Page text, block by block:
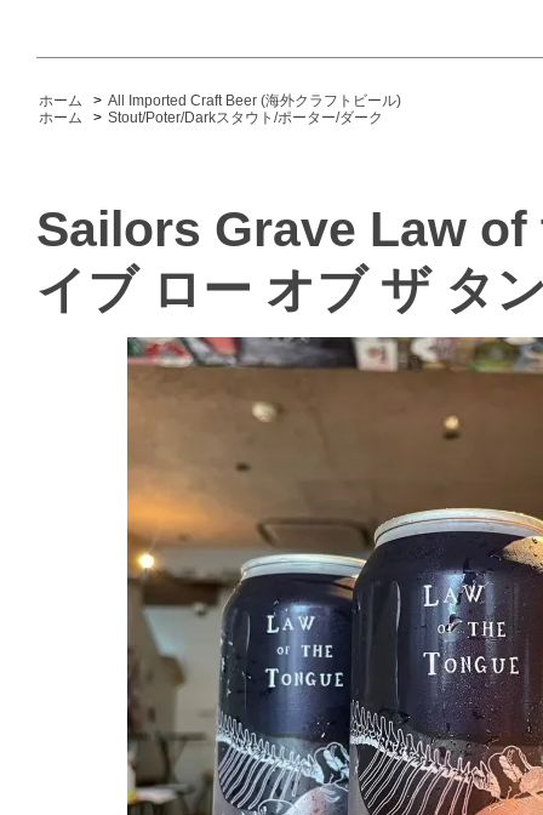
ホーム > All Imported Craft Beer (海外クラフトビール)
ホーム
> Stout/Poter/Darkスタウト/ポーター/ダーク
Sailors Grave Law of
イブ ロー オブ ザ タ